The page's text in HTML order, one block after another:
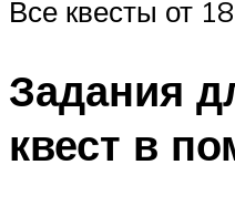
Все квесты от
Задания
квест в